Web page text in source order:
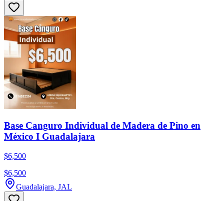
Base Canguro Individual de Madera de Pino en
México I Guadalajara
$6,500
$6,500
Guadalajara, JAL